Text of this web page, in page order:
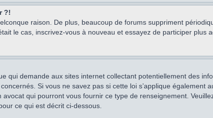
?!
raison. De plus, beaucoup de forums suppriment
le cas, inscrivez-vous à nouveau et essayez de participer plus
qui demande aux sites internet collectant potentiellement des
Si vous ne savez pas si cette loi s’applique également
qui pourront vous fournir ce type de renseignement.
ce qui est décrit ci-dessous.